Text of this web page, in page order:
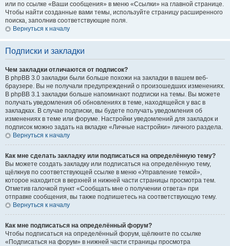
или по ссылке «Ваши сообщения» в меню «Ссылки» на главной странице.
Чтобы найти созданные вами темы, используйте страницу расширенного
поиска, заполнив соответствующие поля.
Вернуться к началу
Подписки и закладки
Чем закладки отличаются от подписок?
В phpBB 3.0 закладки были больше похожи на закладки в вашем веб-
браузере. Вы не получали предупреждений о произошедших изменениях.
В phpBB 3.1 закладки больше напоминают подписки на темы. Вы можете
получать уведомления об обновлениях в теме, находящейся у вас в
закладках. В случае подписки, вы будете получать уведомления об
изменениях в теме или форуме. Настройки уведомлений для закладок и
подписок можно задать на вкладке «Личные настройки» личного раздела.
Вернуться к началу
Как мне сделать закладку или подписаться на определённую тему?
Вы можете создать закладку или подписаться на определённую тему,
щёлкнув по соответствующей ссылке в меню «Управление темой»,
которое находится в верхней и нижней части страницы просмотра тем.
Отметив галочкой пункт «Сообщать мне о получении ответа» при
отправке сообщения, вы также подпишетесь на соответствующую тему.
Вернуться к началу
Как мне подписаться на определённый форум?
Чтобы подписаться на определённый форум, щёлкните по ссылке
«Подписаться на форум» в нижней части страницы просмотра